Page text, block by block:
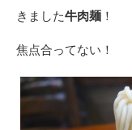
きました牛肉麺 ！
焦点合ってない！